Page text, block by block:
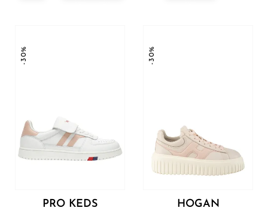
-30%
PRO KEDS
-30%
HOGAN